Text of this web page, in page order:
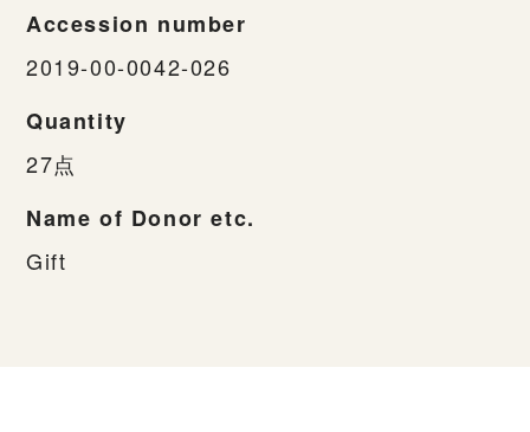
Accession number
2019-00-0042-026
Quantity
27点
Name of Donor etc.
Gift